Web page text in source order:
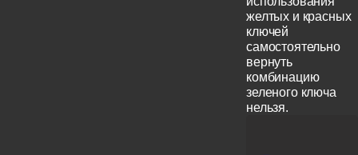
желтых и красных
ключей
самостоятельно
вернуть
комбинацию
зеленого ключа
нельзя.